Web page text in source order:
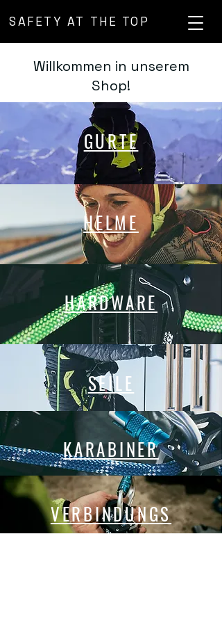
SAFETY AT THE TOP
Willkommen in unserem
Shop!
GURTE
HELME
HARDWARE
SEILE
KARABINER
VERBINDUNGS
MITTEL